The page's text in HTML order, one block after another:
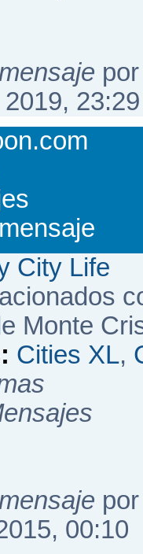
23:29
City Life
Monte
Cities XL,
00:10